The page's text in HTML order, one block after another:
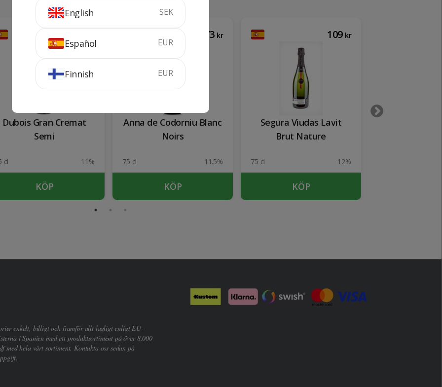
Dubois Gran Cremat
Semi
cl 11%
KÖP
173 kr
Anna de Codorniu Blanc
Noirs
75 cl 11.5%
KÖP
109 kr
Segura Viudas Lavit
Brut Nature
75 cl 12%
KÖP
enkelt, billigt och framför allt lagligt enligt EU-
i Spanien med ett produktsortiment på över 8.000
hela vårt sortiment. Kontakta oss sedan på
English SEK
Español EUR
Finnish EUR